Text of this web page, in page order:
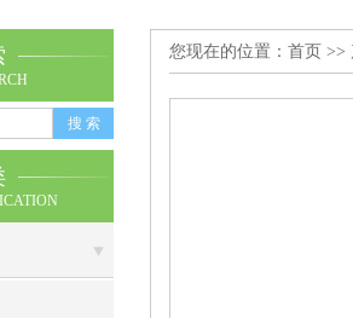
您现在的位置： 首页 >>